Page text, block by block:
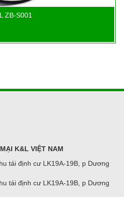
Chi tiết
ZB-S001
K&L VIỆT NAM
tái định cư LK19A-19B, p Dương
tái định cư LK19A-19B, p Dương